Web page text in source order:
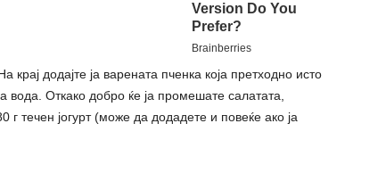
додајте ја варената пченка која претходно исто
вода. Откако добро ќе ја промешате салатата,
г течен јогурт (може да додадете и повеќе ако ја